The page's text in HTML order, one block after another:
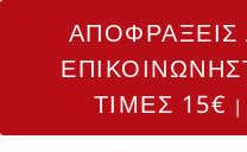
ΤΙΜΕΣ 15€ |